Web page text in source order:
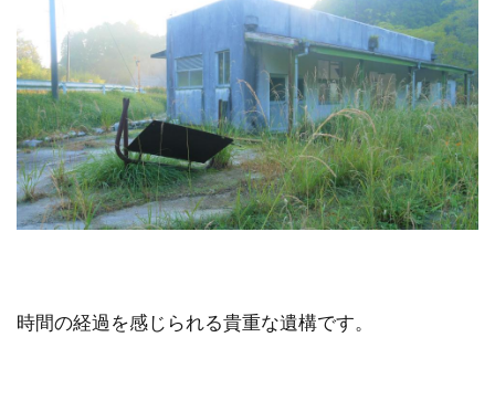
時間の経過を感じられる貴重な遺構です。